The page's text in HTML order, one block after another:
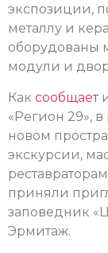
экспозиции,
металлу и
оборудованы
модули и
Как сообщает
«Регион 29»,
новом
экскурсии,
приняли
заповедник
Эрмитаж.